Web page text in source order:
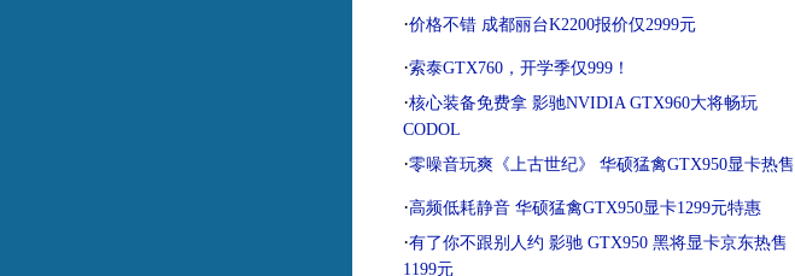
·价格不错 成都丽台K2200报价仅2999元
·索泰GTX760，开学季仅999！
·核心装备免费拿 影驰NVIDIA GTX960大将畅玩
CODOL
·零噪音玩爽《上古世纪》 华硕猛禽GTX950显卡热售
·高频低耗静音 华硕猛禽GTX950显卡1299元特惠
·有了你不跟别人约 影驰 GTX950 黑将显卡京东热售
1199元